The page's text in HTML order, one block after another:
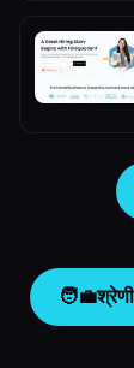
🧑‍💼